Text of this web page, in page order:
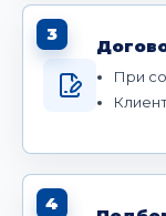
3
При
4